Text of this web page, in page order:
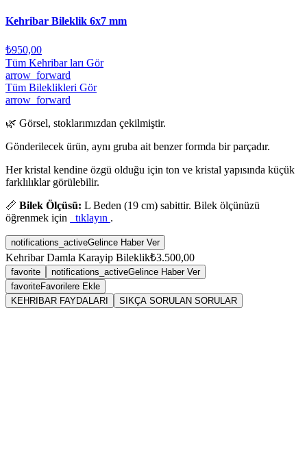
Kehribar Bileklik 6x7 mm
₺950,00
Tüm Kehribar ları Gör
arrow_forward
Tüm Bileklikleri Gör
arrow_forward
🌿 Görsel, stoklarımızdan çekilmiştir.
Gönderilecek ürün, aynı gruba ait benzer formda bir parçadır.
Her kristal kendine özgü olduğu için ton ve kristal yapısında küçük
farklılıklar görülebilir.
📏 Bilek Ölçüsü: L Beden (19 cm) sabittir. Bilek ölçünüzü
öğrenmek için
tıklayın .
notifications_activeGelince Haber Ver
Kehribar Damla Karayip Bileklik₺3.500,00
favorite notifications_activeGelince Haber Ver
favoriteFavorilere Ekle
KEHRIBAR FAYDALARI
SIKÇA SORULAN SORULAR